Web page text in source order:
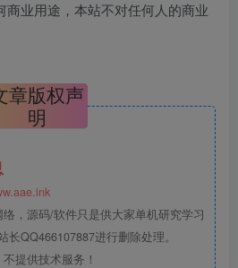
商业用途，本站不对任何人的商业
章版权声
明
，源码/软件只是供大家单机研究学习
QQ466107887进行删除处理。
提供技术服务！